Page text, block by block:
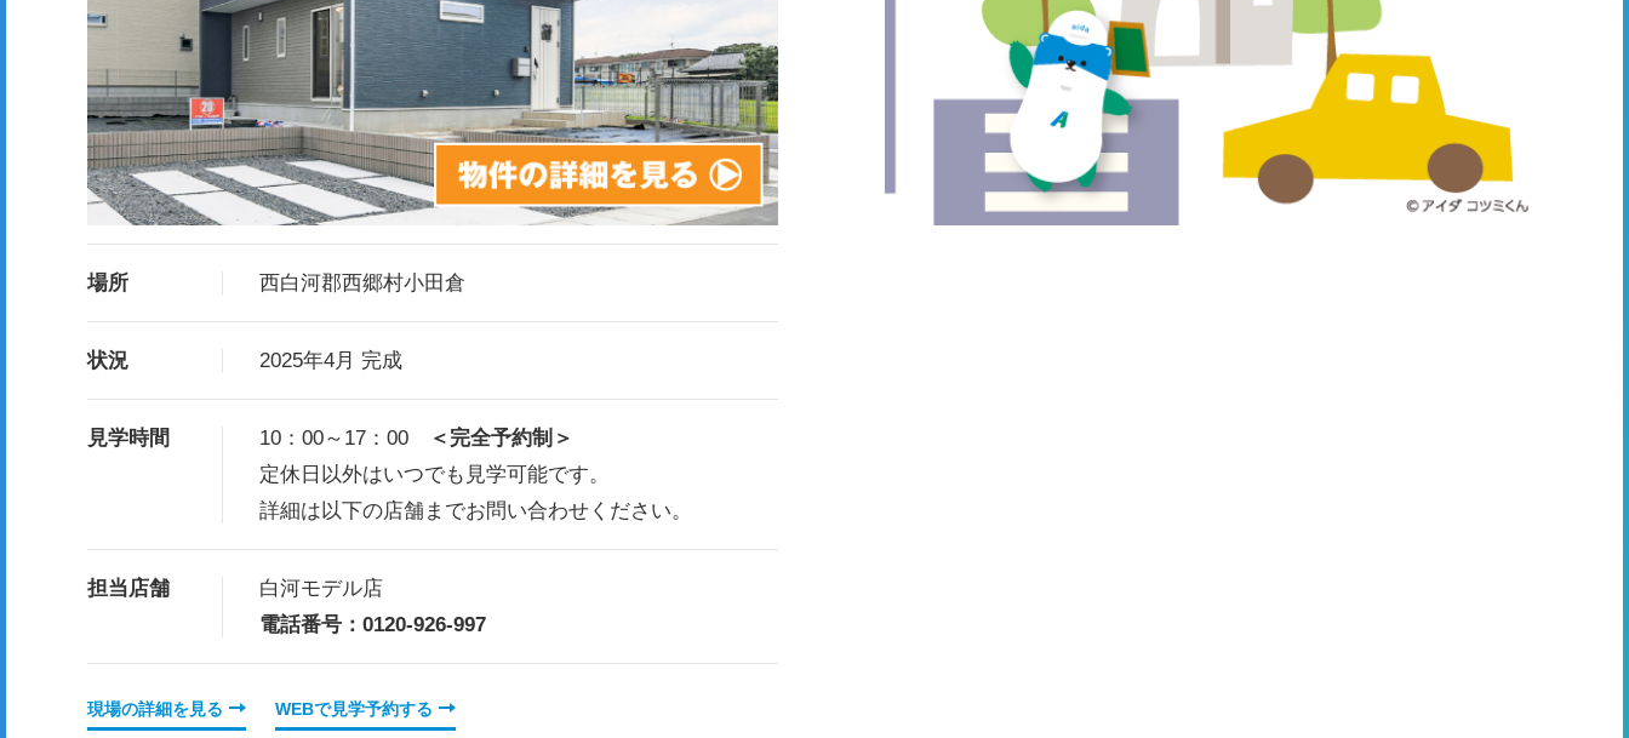
場所 西白河郡西郷村小田倉
状況 2025年4月 完成
見学時間 10：00～17：00
＜完全予約制＞
定休日以外はいつでも見学可能です。
詳細は以下の店舗までお問い合わせください。
担当店舗
白河モデル店
電話番号：0120-926-997
現場の詳細を見る WEBで見学予約する